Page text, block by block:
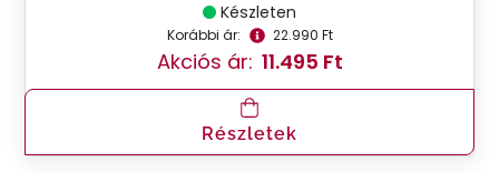
Készleten
Korábbi ár: 22.990 Ft
Akciós ár: 11.495 Ft
Részletek